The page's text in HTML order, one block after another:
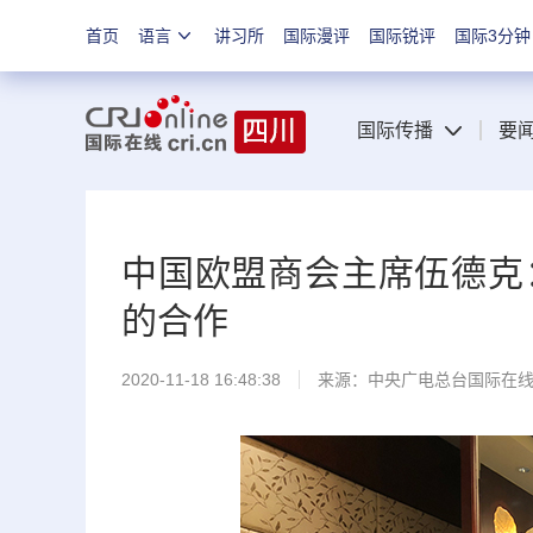
首页 语言 讲习所 国际漫评 国际锐评 国际3分钟
国际传播 要
中国欧盟商会主席伍德
的合作
2020-11-18 16:48:38 来源：中央广电总台国际在线